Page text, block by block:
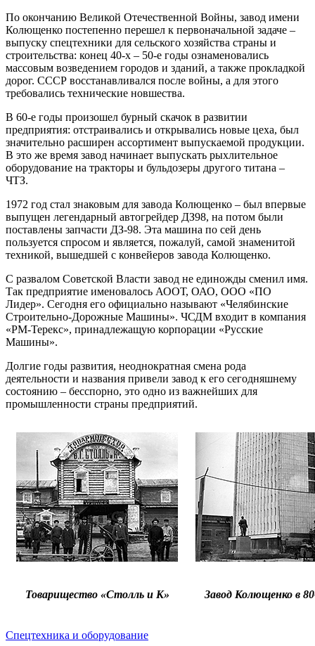
По окончанию Великой Отечественной Войны, завод имени
Колющенко постепенно перешел к первоначальной задаче –
выпуску спецтехники для сельского хозяйства страны и
строительства: конец 40-х – 50-е годы ознаменовались
массовым возведением городов и зданий, а также прокладкой
дорог. СССР восстанавливался после войны, а для этого
требовались технические новшества.
В 60-е годы произошел бурный скачок в развитии
предприятия: отстраивались и открывались новые цеха, был
значительно расширен ассортимент выпускаемой продукции.
В это же время завод начинает выпускать рыхлительное
оборудование на тракторы и бульдозеры другого титана –
ЧТЗ.
1972 год стал знаковым для завода Колющенко – был впервые
выпущен легендарный автогрейдер ДЗ98, на потом были
поставлены запчасти ДЗ-98. Эта машина по сей день
пользуется спросом и является, пожалуй, самой знаменитой
техникой, вышедшей с конвейеров завода Колющенко.
С развалом Советской Власти завод не единожды сменил имя.
Так предприятие именовалось АООТ, ОАО, ООО «ПО
Лидер». Сегодня его официально называют «Челябинские
Строительно-Дорожные Машины». ЧСДМ входит в компания
«РМ-Терекс», принадлежащую корпорации «Русские
Машины».
Долгие годы развития, неоднократная смена рода
деятельности и названия привели завод к его сегодняшнему
состоянию – бесспорно, это одно из важнейших для
промышленности страны предприятий.
Товарищество «Столль и К» Завод Колющенко в
Спецтехника и оборудование